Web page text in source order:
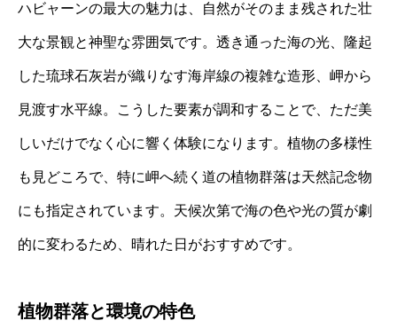
ハビャーンの最大の魅力は、自然がそのまま残された壮
大な景観と神聖な雰囲気です。透き通った海の光、隆起
した琉球石灰岩が織りなす海岸線の複雑な造形、岬から
見渡す水平線。こうした要素が調和することで、ただ美
しいだけでなく心に響く体験になります。植物の多様性
も見どころで、特に岬へ続く道の植物群落は天然記念物
にも指定されています。天候次第で海の色や光の質が劇
的に変わるため、晴れた日がおすすめです。
植物群落と環境の特色